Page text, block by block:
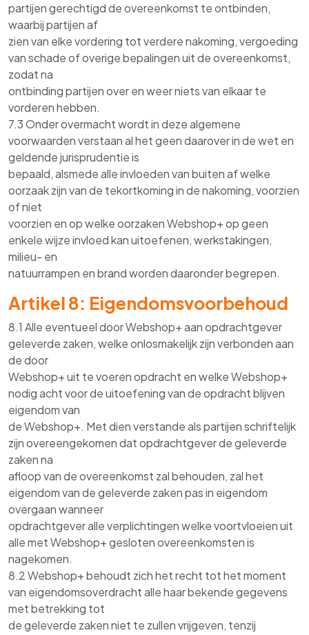
partijen gerechtigd de overeenkomst te ontbinden,
waarbij partijen af
zien van elke vordering tot verdere nakoming, vergoeding
van schade of overige bepalingen uit de overeenkomst,
zodat na
ontbinding partijen over en weer niets van elkaar te
vorderen hebben.
7.3 Onder overmacht wordt in deze algemene
voorwaarden verstaan al het geen daarover in de wet en
geldende jurisprudentie is
bepaald, alsmede alle invloeden van buiten af welke
oorzaak zijn van de tekortkoming in de nakoming, voorzien
of niet
voorzien en op welke oorzaken Webshop+ op geen
enkele wijze invloed kan uitoefenen, werkstakingen,
milieu- en
natuurrampen en brand worden daaronder begrepen.
Artikel 8: Eigendomsvoorbehoud
8.1 Alle eventueel door Webshop+ aan opdrachtgever
geleverde zaken, welke onlosmakelijk zijn verbonden aan
de door
Webshop+ uit te voeren opdracht en welke Webshop+
nodig acht voor de uitoefening van de opdracht blijven
eigendom van
de Webshop+. Met dien verstande als partijen schriftelijk
zijn overeengekomen dat opdrachtgever de geleverde
zaken na
afloop van de overeenkomst zal behouden, zal het
eigendom van de geleverde zaken pas in eigendom
overgaan wanneer
opdrachtgever alle verplichtingen welke voortvloeien uit
alle met Webshop+ gesloten overeenkomsten is
nagekomen.
8.2 Webshop+ behoudt zich het recht tot het moment
van eigendomsoverdracht alle haar bekende gegevens
met betrekking tot
de geleverde zaken niet te zullen vrijgeven, tenzij